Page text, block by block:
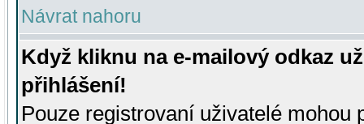
Návrat nahoru
Když kliknu na e-mailový odkaz
přihlášení!
Pouze registrovaní uživatelé mohou